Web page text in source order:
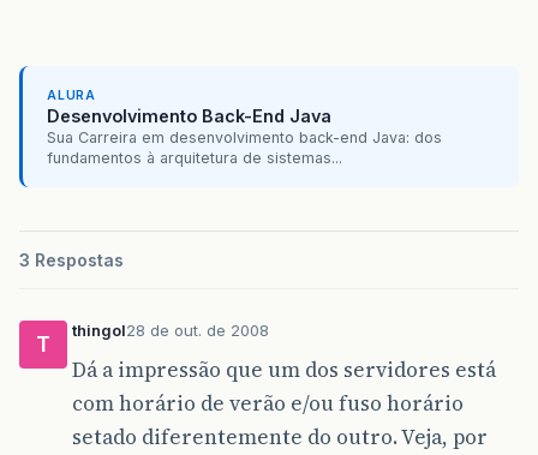
ALURA
Desenvolvimento Back-End Java
Sua Carreira em desenvolvimento back-end Java: dos
fundamentos à arquitetura de sistemas...
3 Respostas
T
thingol28 de out. de 2008
Dá a impressão que um dos servidores está
com horário de verão e/ou fuso horário
setado diferentemente do outro. Veja, por